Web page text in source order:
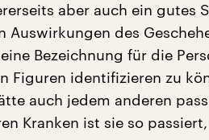
aber auch ein gutes
Auswirkungen des
Bezeichnung für die
Figuren identifizieren zu
auch jedem anderen
Kranken ist sie so